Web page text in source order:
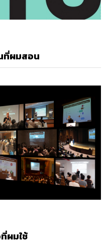
ที่ผมสอน
ผมใช้